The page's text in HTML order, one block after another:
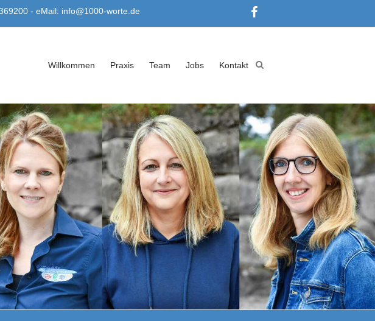
- eMail: info@1000-worte.de
Willkommen Praxis Team Jobs Kontakt